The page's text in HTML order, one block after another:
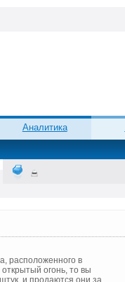
Аналитика
расположенного в
огонь, то вы